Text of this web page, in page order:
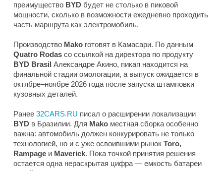
преимущество BYD будет не столько в пиковой
мощности, сколько в возможности ежедневно проходить
часть маршрута как электромобиль.
Производство Mako готовят в Камасари. По данным
Quatro Rodas со ссылкой на директора по продукту
BYD Brasil Александре Акино, пикап находится на
финальной стадии омологации, а выпуск ожидается в
октябре–ноябре 2026 года после запуска штамповки
кузовных деталей.
Ранее 32CARS.RU писал о расширении локализации
BYD в Бразилии. Для Mako местная сборка особенно
важна: автомобиль должен конкурировать не только
технологией, но и с уже освоившими рынок Toro,
Rampage и Maverick. Пока точкой принятия решения
остается одна нераскрытая цифра — емкость батареи